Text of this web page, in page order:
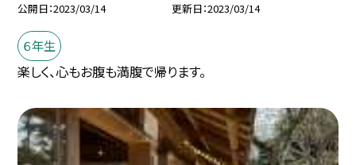
公開日 2023/03/14 更新日 2023/03/14
６年生
楽しく、心もお腹も満腹で帰ります。